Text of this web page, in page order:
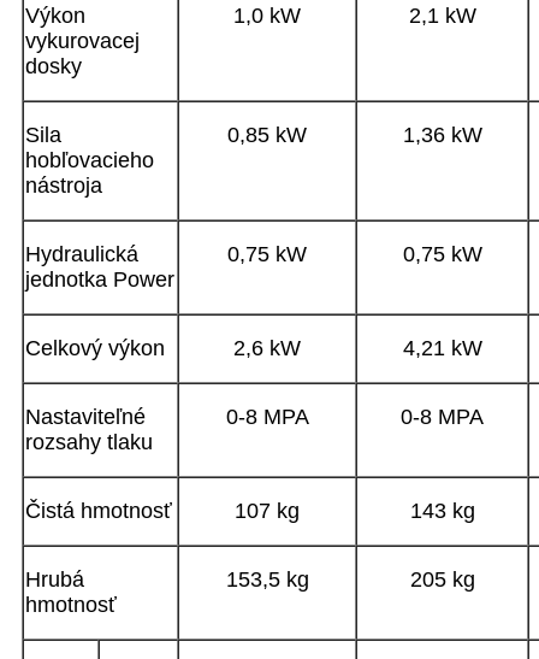
Výkon
vykurovacej
dosky
1,0 kW 2,1 kW
Sila
hobľovacieho
nástroja
0,85 kW 1,36 kW
Hydraulická
jednotka Power
0,75 kW 0,75 kW
Celkový výkon 2,6 kW 4,21 kW
Nastaviteľné
rozsahy tlaku
0-8 MPA 0-8 MPA
Čistá hmotnosť 107 kg 143 kg
Hrubá
hmotnosť
153,5 kg 205 kg